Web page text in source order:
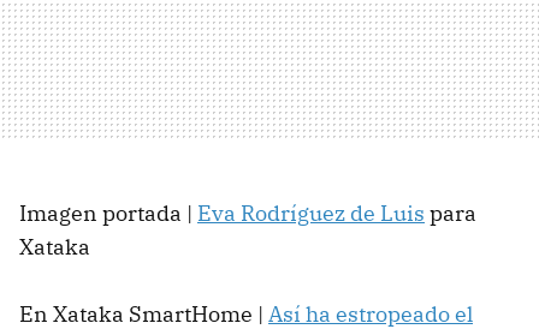
Imagen portada | Eva Rodríguez de Luis para
Xataka
En Xataka SmartHome | Así ha estropeado el